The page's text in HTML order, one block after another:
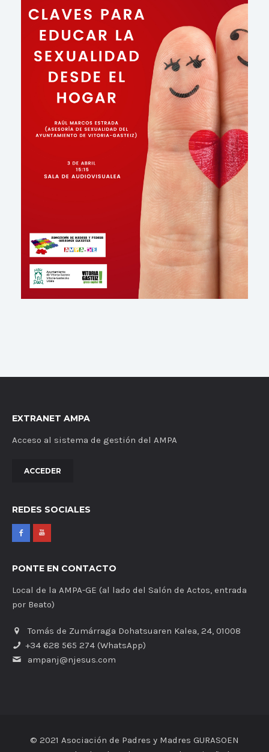
EXTRANET AMPA
Acceso al sistema de gestión del AMPA
ACCEDER
REDES SOCIALES
PONTE EN CONTACTO
Local de la AMPA-GE (al lado del Salón de Actos, entrada
por Beato)
Tomás de Zumárraga Dohatsuaren Kalea, 24, 01008
+34 628 565 274 (WhatsApp)
ampanj@njesus.com
© 2021 Asociación de Padres y Madres GURASOEN